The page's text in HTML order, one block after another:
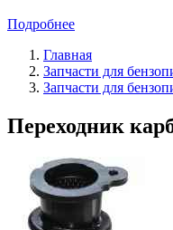
Подробнее
Главная
Запчасти для
Запчасти для
Переходник